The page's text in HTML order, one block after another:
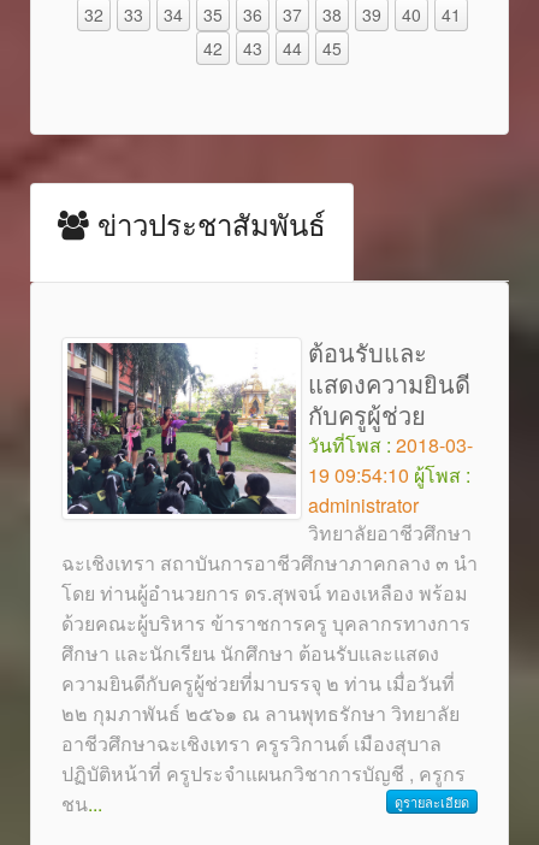
32
33 34 35 36 37 38 39 40
41
42
43 44 45
ข่าวประชาสัมพันธ์
ต้อนรับและ
แสดงความยินดี
กับครูผู้ช่วย
วันที่โพส : 2018-03-
19 09:54:10 ผู้โพส :
administrator
วิทยาลัยอาชีวศึกษา
ฉะเชิงเทรา สถาบันการอาชีวศึกษาภาคกลาง ๓ นำ
โดย ท่านผู้อำนวยการ ดร.สุพจน์ ทองเหลือง พร้อม
ด้วยคณะผู้บริหาร ข้าราชการครู บุคลากรทางการ
ศึกษา และนักเรียน นักศึกษา ต้อนรับและแสดง
ความยินดีกับครูผู้ช่วยที่มาบรรจุ ๒ ท่าน เมื่อวันที่
๒๒ กุมภาพันธ์ ๒๕๖๑ ณ ลานพุทธรักษา วิทยาลัย
อาชีวศึกษาฉะเชิงเทรา ครูรวิกานต์ เมืองสุบาล
ปฏิบัติหน้าที่ ครูประจำแผนกวิชาการบัญชี , ครูกร
ชน... ดูรายละเอียด